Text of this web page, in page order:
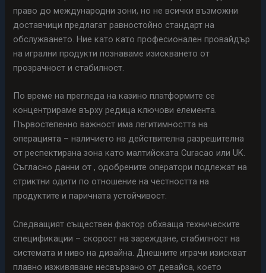
право до международни зони, но не всички възможни
доставчици предлагат равностойно стандарт на
обслужването. Ние като като професионален провайдър
на игрални продукти познаваме изискването от
прозрачност и стабилност.
По време на прегледа на казино платформите се
концентрираме върху редица ключови елемента.
Първостепенно важност има легитимността на
операцията – наличието на действителна разрешителна
от респектирана зона като малтийската Curacao или UK.
Съгласно данни от , одобрените оператори подлежат на
стриктни одити по отношение на честността на
продуктите и паричната устойчивост.
Следващият съществен фактор обхваща техническите
спецификации – скорост на зареждане, стабилност на
системата и ниво на дизайна. Днешните играчи изискват
плавно изживяване несвързано от девайса, което